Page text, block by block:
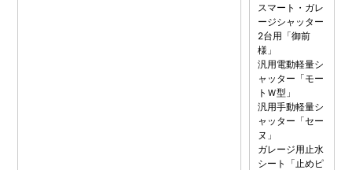
スマート・ガレ
ージシャッター
2台用「御前
様」
汎用電動軽量シ
ャッター「モー
トＷ型」
汎用手動軽量シ
ャッター「セー
ヌ」
ガレージ用止水
シート「止めピ